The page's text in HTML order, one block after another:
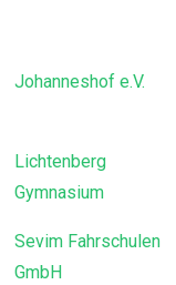
Johanneshof e.V.
Lichtenberg
Gymnasium
Sevim Fahrschulen
GmbH